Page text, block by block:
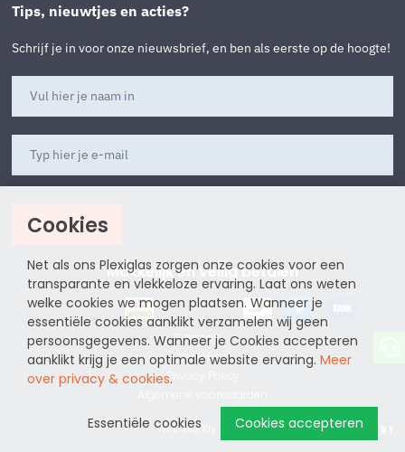
Cookies
Net als ons Plexiglas zorgen onze cookies voor een
transparante en vlekkeloze ervaring. Laat ons weten
welke cookies we mogen plaatsen. Wanneer je
essentiële cookies aanklikt verzamelen wij geen
persoonsgegevens. Wanneer je Cookies accepteren
aanklikt krijg je een optimale website ervaring. Meer
over privacy & cookies.
Cookies accepteren
Essentiële cookies
Tips, nieuwtjes en acties?
Schrijf je in voor onze nieuwsbrief, en ben als eerste op de hoogte!
Aanmelden
Makkelijk en veilig betalen
Sitemap
Disclaimer
Privacy Policy
website by